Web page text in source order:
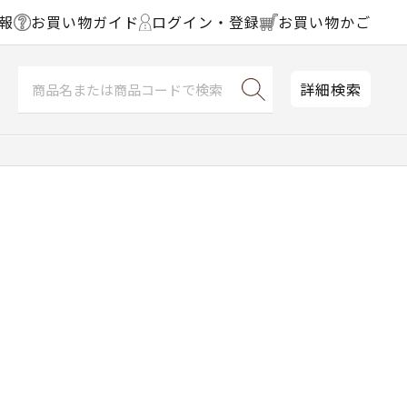
お買い物ガイド ログイン・登録 お買い物かご
詳細検索